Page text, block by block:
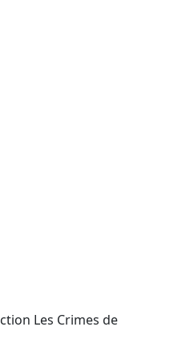
Les Crimes de